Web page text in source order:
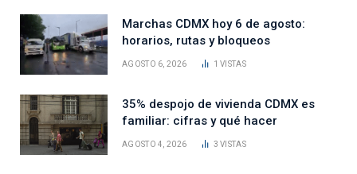
Marchas CDMX hoy 6 de agosto:
horarios, rutas y bloqueos
AGOSTO 6, 2026 1VISTAS
35% despojo de vivienda CDMX es
familiar: cifras y qué hacer
AGOSTO 4, 2026 3VISTAS